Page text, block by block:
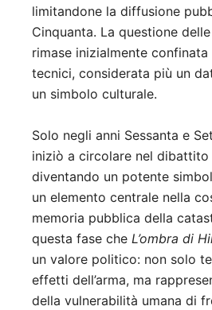
limitandone la diffusione
Cinquanta. La questione
rimase inizialmente
tecnici, considerata più un
un simbolo culturale.
Solo negli anni Sessanta e
iniziò a circolare nel dibattito
diventando un potente
un elemento centrale nella
memoria pubblica della
questa fase che L’ombra di
un valore politico: non solo
effetti dell’arma, ma
della vulnerabilità umana di